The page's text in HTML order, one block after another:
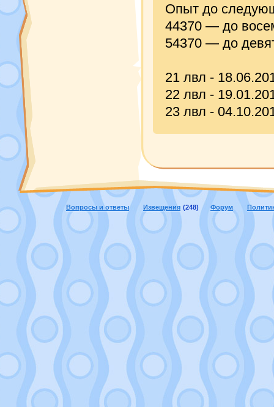
Опыт до
44370 — до
54370 — до
21 лвл -
22 лвл -
23 лвл -
Вопросы и ответы Извещения (248) Форум